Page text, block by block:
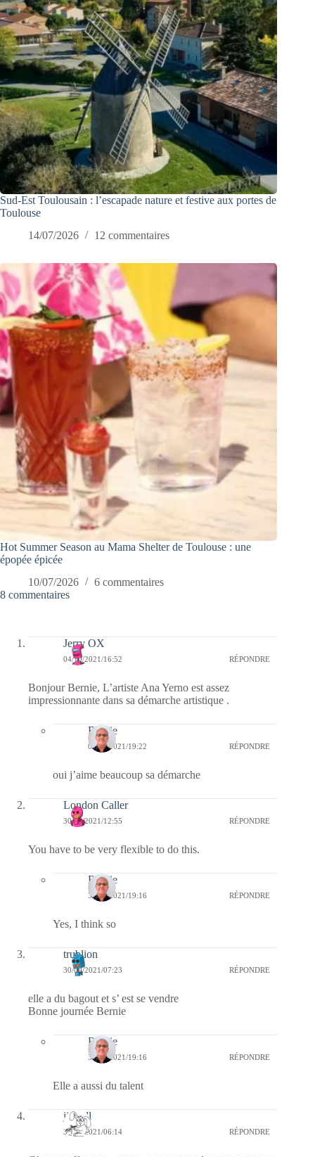
Sud-Est Toulousain : l’escapade nature et festive aux portes de
Toulouse
14/07/2026
12 commentaires
Hot Summer Season au Mama Shelter de Toulouse : une
épopée épicée
10/07/2026
6 commentaires
8 commentaires
Jerry OX
04/10/2021/16:52 RÉPONDRE
Bonjour Bernie, L’artiste Ana Yerno est assez
impressionnante dans sa démarche artistique .
Bernie
04/10/2021/19:22 RÉPONDRE
oui j’aime beaucoup sa démarche
London Caller
30/09/2021/12:55 RÉPONDRE
You have to be very flexible to do this.
Bernie
30/09/2021/19:16 RÉPONDRE
Yes, I think so
trublion
30/09/2021/07:23 RÉPONDRE
elle a du bagout et s’ est se vendre
Bonne journée Bernie
Bernie
30/09/2021/19:16 RÉPONDRE
Elle a aussi du talent
jill bill
30/09/2021/06:14 RÉPONDRE